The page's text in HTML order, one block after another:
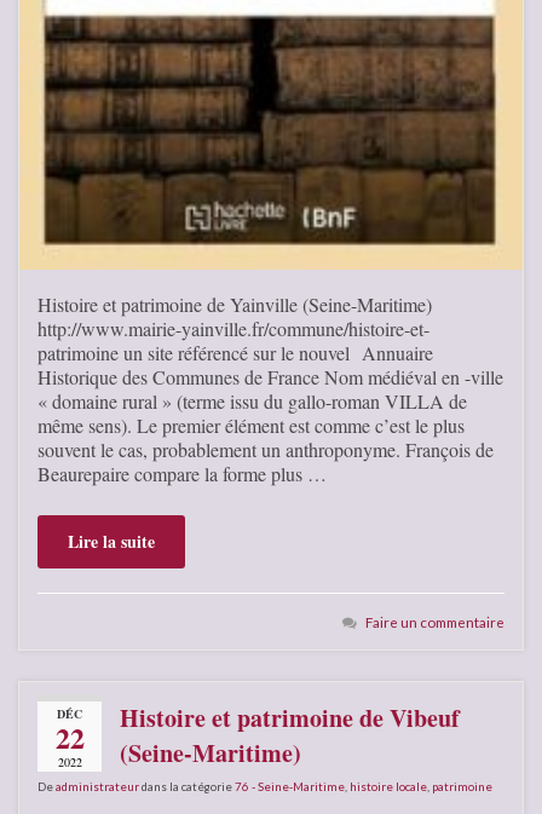
Histoire et patrimoine de Yainville (Seine-Maritime)
http://www.mairie-yainville.fr/commune/histoire-et-
patrimoine un site référencé sur le nouvel Annuaire
Historique des Communes de France Nom médiéval en -ville
« domaine rural » (terme issu du gallo-roman VILLA de
même sens). Le premier élément est comme c’est le plus
souvent le cas, probablement un anthroponyme. François de
Beaurepaire compare la forme plus …
Lire la suite
Faire un commentaire
DÉC
22
2022
Histoire et patrimoine de Vibeuf
(Seine-Maritime)
Deadministrateurdans la catégorie76 - Seine-Maritime histoire locale patrimoine